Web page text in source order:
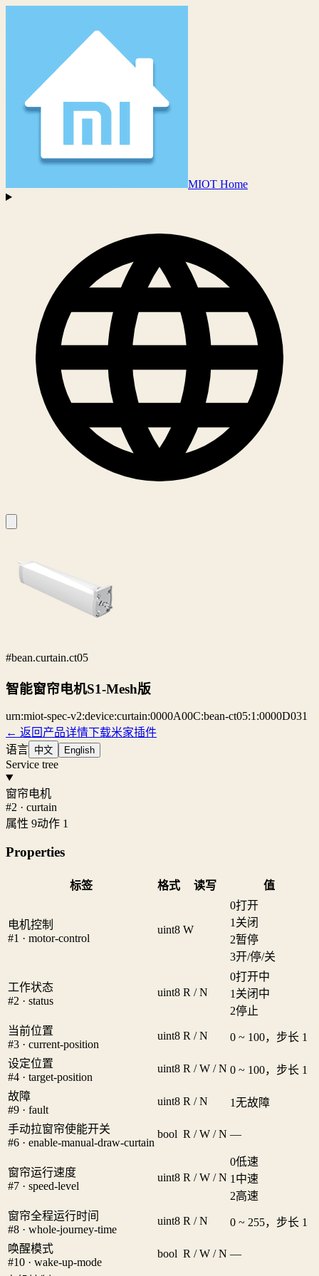
MIOT Home
#bean.curtain.ct05
智能窗帘电机S1-Mesh版
urn:miot-spec-v2:device:curtain:0000A00C:bean-ct05:1:0000D031
← 返回产品详情下载米家插件
语言 中文 English
Service tree
窗帘电机
#2 · curtain
属性 9动作 1
Properties
标签 格式 读写 值
电机控制
#1 · motor-control
uint8 W
0打开
1 关闭
2暂停
3开/停/关
工作状态
#2 · status
uint8 R / N
0打开中
1 关闭中
2停止
当前位置
#3 · current-position
uint8 R / N 0 ~ 100，步长 1
设定位置
#4 · target-position
uint8 R / W / N 0 ~ 100，步长 1
故障
#9 · fault
uint8 R / N 1无故障
手动拉窗帘使能开关
#6 · enable-manual-draw-curtain
bool R / W / N —
窗帘运行速度
#7 · speed-level
uint8 R / W / N
0低速
1 中速
2高速
窗帘全程运行时间
#8 · whole-journey-time
uint8 R / N 0 ~ 255，步长 1
唤醒模式
#10 · wake-up-mode
bool R / W / N —